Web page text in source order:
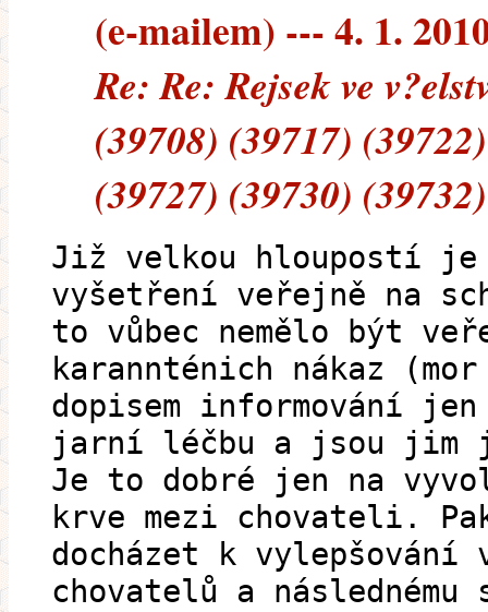
(e-mailem) --- 4. 1.
Re: Re: Rejsek ve
(39708) (39717)
(39727) (39730) (39732)
Již velkou hloupostí
vyšetření veřejně na
to vůbec nemělo být
karannténich nákaz
dopisem informování
jarní léčbu a jsou
Je to dobré jen na
krve mezi chovateli.
docházet k vylepšování
chovatelů a